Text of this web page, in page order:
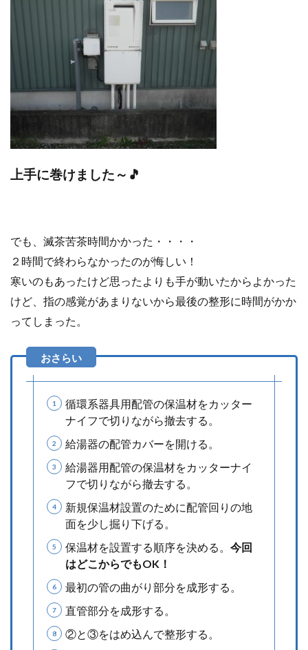
上手に巻けました～🎵
でも、滅茶苦茶時間かかった・・・・
２時間で終わらなかったのが悔しい！
寒いのもあったけど思ったよりも手が動いたからよかった
けど、指の感覚があまりないから最後の整形に時間がかか
ってしまった。
循環系器具用配管の保温材をカッター
ナイフで切りながら撤去する。
給湯器の配管カバーを開ける。
給湯器用配管の保温材をカッターナイ
フで切りながら撤去する。
新規保温材設置のために配管回りの地
面を少し掘り下げる。
保温材を設置する順序を決める。 今回
はどこからでもOK！
最初の管の曲がり部分を成形する。
直管部分を成形する。
②と③をはめ込んで整形する。